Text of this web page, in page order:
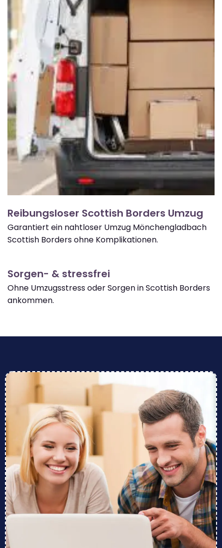
Reibungsloser Scottish Borders Umzug
Garantiert ein nahtloser Umzug Mönchengladbach
Scottish Borders ohne Komplikationen.
Sorgen- & stressfrei
Ohne Umzugsstress oder Sorgen in Scottish Borders
ankommen.